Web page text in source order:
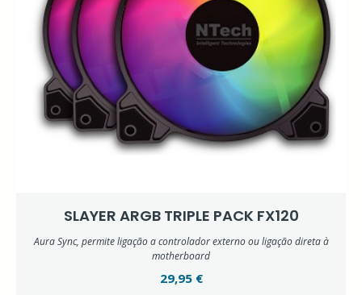
SLAYER ARGB TRIPLE PACK FX120
Aura Sync, permite ligação a controlador externo ou ligação direta à
motherboard
29,95 €